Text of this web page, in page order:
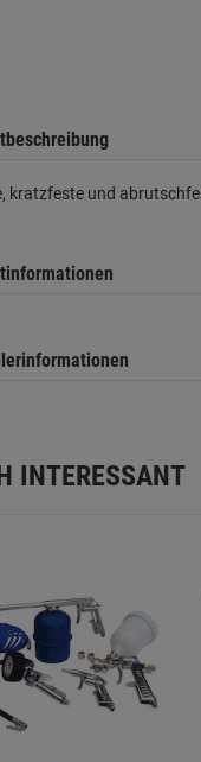
kratzfeste und
INTERESSANT